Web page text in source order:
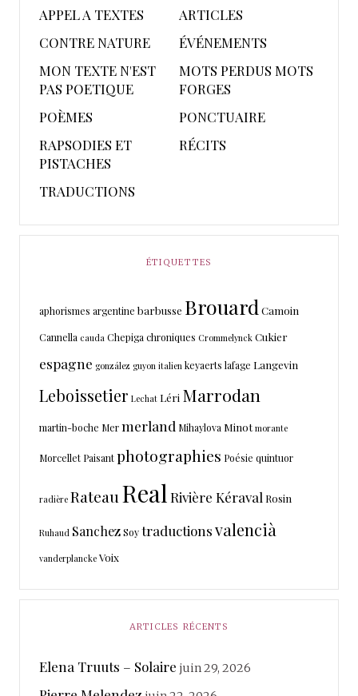
APPEL A TEXTES
ARTICLES
CONTRE NATURE
ÉVÉNEMENTS
MON TEXTE N'EST
PAS POETIQUE
MOTS PERDUS MOTS
FORGES
POÈMES
PONCTUAIRE
RAPSODIES ET
PISTACHES
RÉCITS
TRADUCTIONS
ÉTIQUETTES
aphorismes argentine barbusse Brouard Camoin
Cannella cauda Chepigachroniques Crommelynck Cukier
espagne gonzález guyon italien keyaerts lafage Langevin
Leboissetier Lechat Léri Marrodan
martin-boche Mermerland Mihaylova Minot morante
Morcellet Paisantphotographies Poésie quintuor
radière RateauReal Rivière Kéraval Rosin
Ruhaud SanchezSoytraductionsvalencià
vanderplancke Voix
ARTICLES RÉCENTS
Elena Truuts – Solaire juin 29, 2026